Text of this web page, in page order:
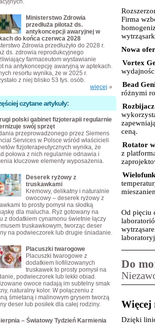
Firma
Nowa
Vortex
·
Bead
różnymi
ceną.
Rotator
z
Od pięciu
Do
Więcej
Dzięki
Ministerstwo Zdrowia
przedłuża pilotaż ds.
antykoncepcji awaryjnej w
do końca czerwca 2028
Zdrowia przedłużyło do 2028 r.
ds. zdrowia reprodukcyjnego
farmaceutom wystawianie
na antykoncepcję awaryjną w aptekach.
resortu wynika, że w 2025 r.
z niej blisko 53 tys. osób.
więcej »
czytane artykuły:
polski gabinet fizjoterapii regularnie
swój sprzęt
przeprowadzonego przez Siemens
Services w Polsce wśród właścicieli
fizjoterapeutycznych wynika, że
połowa z nich regularnie odnawia i
kluczowe elementy wyposażenia.
Deserek ryżowy z
truskawkami
Kremowy, delikatny i naturalnie
owocowy – deserek ryżowy z
to prosty pomysł na słodką
dla malucha. Ryż gotowany na
z dodatkiem cynamonu świetnie łączy
truskawkowym, tworząc deser
na podwieczorek lub drugie śniadanie.
Placuszki twarogowe
Placuszki twarogowe z
dodatkiem liofilizowanych
truskawek to prosty pomysł na
podwieczorek lub lekki obiad.
owoce nadają im subtelny smak
naturalny kolor. W połączeniu z
śmietaną i malinowym grysem tworzą
deser lub posiłek dla całej rodziny.
– Światowy Tydzień Karmienia